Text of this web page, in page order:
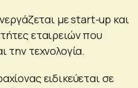
με start-up και
εταιρειών που
την τεχνολογία.
ειδικεύεται σε